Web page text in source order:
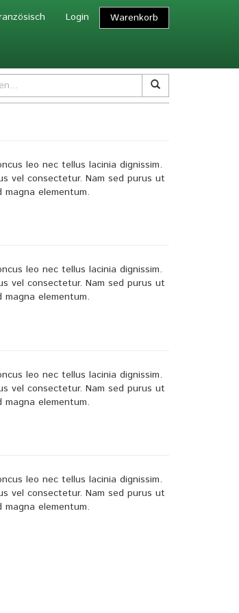
Login Warenkorb
leo nec tellus lacinia dignissim.
vel consectetur. Nam sed purus ut
elementum.
leo nec tellus lacinia dignissim.
vel consectetur. Nam sed purus ut
elementum.
leo nec tellus lacinia dignissim.
vel consectetur. Nam sed purus ut
elementum.
leo nec tellus lacinia dignissim.
vel consectetur. Nam sed purus ut
elementum.